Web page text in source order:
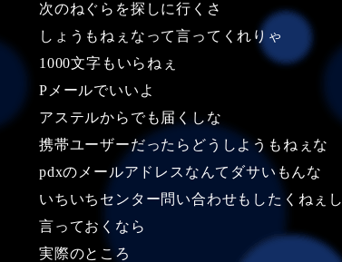
次のねぐらを探しに行くさ
しょうもねぇなって言ってくれりゃ
1000文字もいらねぇ
Pメールでいいよ
アステルからでも届くしな
携帯ユーザーだったらどうしようもねぇな
pdxのメールアドレスなんてダサいもんな
いちいちセンター問い合わせもしたくねぇし
言っておくなら
実際のところ